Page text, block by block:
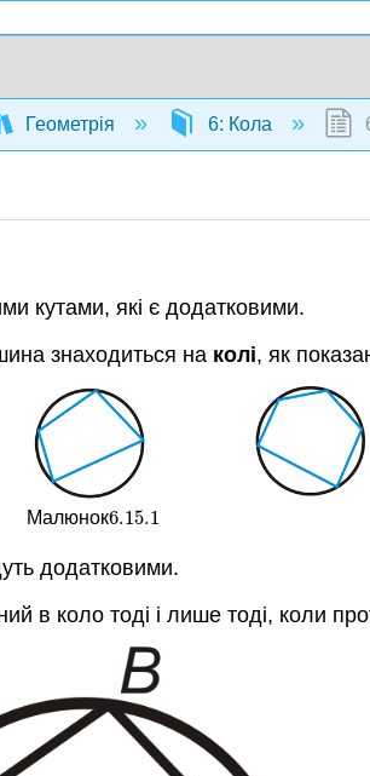
Геометрія 6: Кола
кутами, які є додатковими.
знаходиться на колі, як
Малюнок6.15.1
6.15.1
додатковими.
в коло тоді і лише тоді, коли